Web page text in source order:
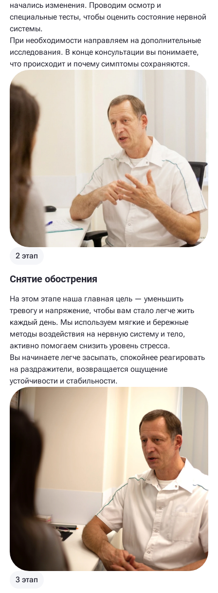
начались изменения. Проводим осмотр и
специальные тесты, чтобы оценить состояние нервной
системы.
При необходимости направляем на дополнительные
исследования. В конце консультации вы понимаете,
что происходит и почему симптомы сохраняются.
2 этап
Снятие обострения
На этом этапе наша главная цель — уменьшить
тревогу и напряжение, чтобы вам стало легче жить
каждый день. Мы используем мягкие и бережные
методы воздействия на нервную систему и тело,
активно помогаем снизить уровень стресса.
Вы начинаете легче засыпать, спокойнее реагировать
на раздражители, возвращается ощущение
устойчивости и стабильности.
3 этап